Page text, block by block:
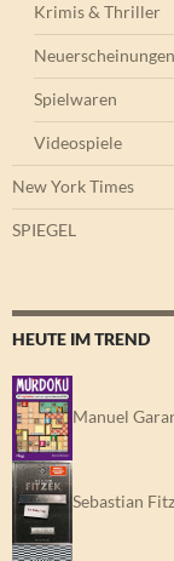
Krimis & Thriller
Neuerscheinungen
Spielwaren
Videospiele
New York Times
SPIEGEL
HEUTE IM TREND
Manuel
Sebastian